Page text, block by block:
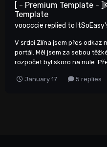
[ - Premium Template -
Template
voocccie replied to ItSoEasy
V srdci Zlína jsem přes odkaz
portál. Měl jsem za sebou
rozpočet byl skoro na nule.
January 17 5 replies